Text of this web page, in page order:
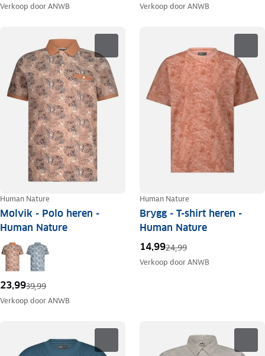
Verkoop doorANWB Verkoop doorANWB
Human Nature
Molvik - Polo heren -
Human Nature
23,9939,99
Verkoop doorANWB
Human Nature
Brygg - T-shirt heren -
Human Nature
14,9924,99
Verkoop doorANWB